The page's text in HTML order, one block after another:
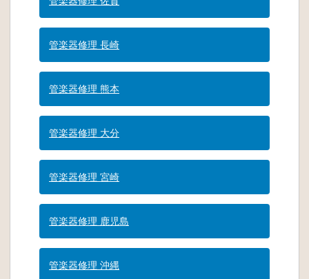
管楽器修理 長崎
管楽器修理 熊本
管楽器修理 大分
管楽器修理 宮崎
管楽器修理 鹿児島
管楽器修理 沖縄